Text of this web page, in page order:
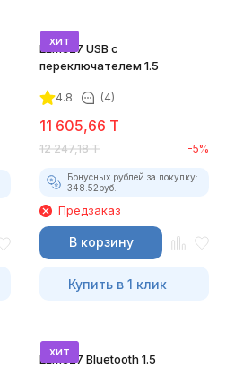
хит
ELM327 USB с
переключателем 1.5
4.8 (4)
11 605,66 T
12 247,18 T -5%
Бонусных рублей за покупку:
348.52руб.
Предзаказ
В корзину
Купить в 1 клик
хит
ELM327 Bluetooth 1.5